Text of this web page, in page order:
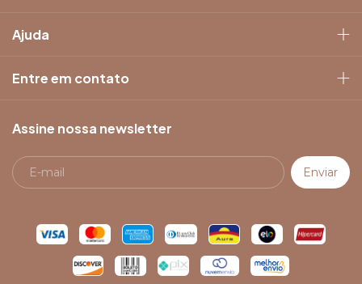
Ajuda
Entre em contato
Assine nossa newsletter